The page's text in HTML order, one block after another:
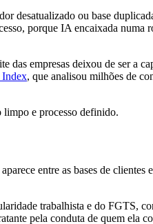
desatualizado ou base
porque IA encaixada numa
das empresas deixou de ser a
, que analisou milhões de
limpo e processo definido.
entre as bases de clientes
trabalhista e do FGTS,
pela conduta de quem ela